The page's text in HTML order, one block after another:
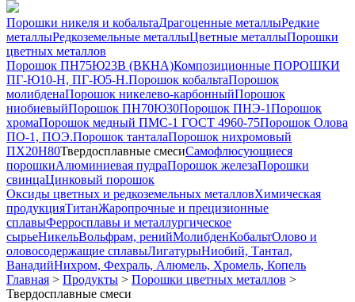
Порошки никеля и кобальтаДрагоценные металлыРедкие
металлыРедкоземельные металлыЦветные металлыПорошки
цветных металлов
Порошок ПН75Ю23В (ВКНА)Композиционные ПОРОШКИ
ПГ-Ю10-Н, ПГ-Ю5-Н.Порошок кобальтаПорошок
молибденаПорошок никелево-карбонныйПорошок
ниобиевыйПорошок ПН70Ю30Порошок ПНЭ-1Порошок
хромаПорошок медный ПМС-1 ГОСТ 4960-75Порошок Олова
ПО-1, ПОЭ.Порошок танталаПорошок нихромовый
ПХ20Н80Твердосплавные смесиСамофлюсующиеся
порошкиАлюминиевая пудраПорошок железаПорошки
свинцаЦинковый порошок
Оксиды цветных и редкоземельных металловХимическая
продукцияТитанЖаропрочные и прецизионные
сплавыФерросплавы и металлургическое
сырьеНикельВольфрам, ренийМолибденКобальтОлово и
оловосодержащие сплавыЛигатурыНиобий, Тантал,
ВанадийНихром, Фехраль, Алюмель, Хромель, Копель
Главная > Продукты > Порошки цветных металлов >
Твердосплавные смеси